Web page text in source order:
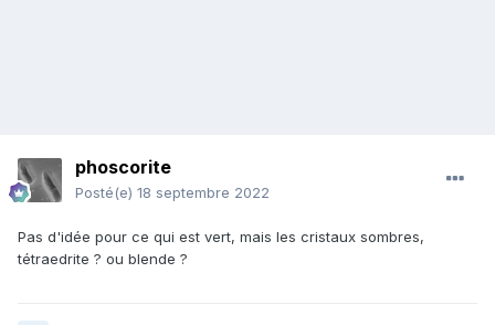
phoscorite
Posté(e) 18 septembre 2022
Pas d'idée pour ce qui est vert, mais les cristaux sombres,
tétraedrite ? ou blende ?